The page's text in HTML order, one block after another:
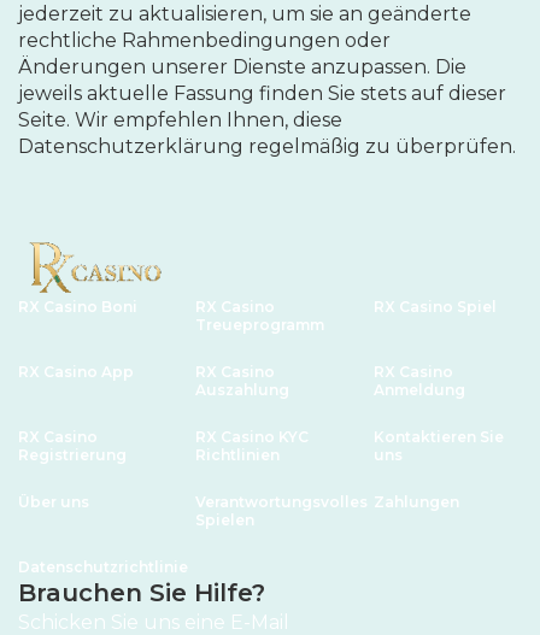
jederzeit zu aktualisieren, um sie an geänderte
rechtliche Rahmenbedingungen oder
Änderungen unserer Dienste anzupassen. Die
jeweils aktuelle Fassung finden Sie stets auf dieser
Seite. Wir empfehlen Ihnen, diese
Datenschutzerklärung regelmäßig zu überprüfen.
RX Casino Boni
RX Casino
Treueprogramm
RX Casino Spiel
RX Casino App
RX Casino
Auszahlung
RX Casino
Anmeldung
RX Casino
Registrierung
RX Casino KYC
Richtlinien
Kontaktieren Sie
uns
Über uns
Verantwortungsvolles
Spielen
Zahlungen
Datenschutzrichtlinie
Brauchen Sie Hilfe?
Schicken Sie uns eine E-Mail